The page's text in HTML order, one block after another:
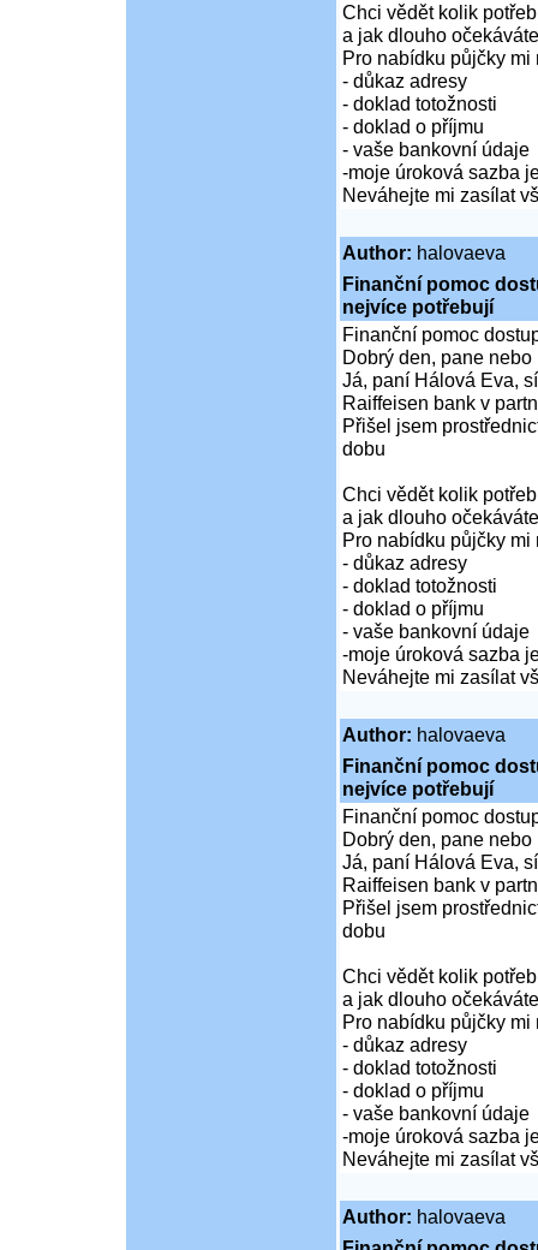
Chci vědět kolik
a jak dlouho
Pro nabídku půjčky mi
- důkaz adresy
- doklad totožnosti
- doklad o příjmu
- vaše bankovní údaje
-moje úroková sazba
Neváhejte mi zasílat
Author: halovaeva
Finanční pomoc
nejvíce potřebují
Finanční pomoc
Dobrý den, pane nebo
Já, paní Hálová Eva,
Raiffeisen bank v
Přišel jsem
dobu
Chci vědět kolik
a jak dlouho
Pro nabídku půjčky mi
- důkaz adresy
- doklad totožnosti
- doklad o příjmu
- vaše bankovní údaje
-moje úroková sazba
Neváhejte mi zasílat
Author: halovaeva
Finanční pomoc
nejvíce potřebují
Finanční pomoc
Dobrý den, pane nebo
Já, paní Hálová Eva,
Raiffeisen bank v
Přišel jsem
dobu
Chci vědět kolik
a jak dlouho
Pro nabídku půjčky mi
- důkaz adresy
- doklad totožnosti
- doklad o příjmu
- vaše bankovní údaje
-moje úroková sazba
Neváhejte mi zasílat
Author: halovaeva